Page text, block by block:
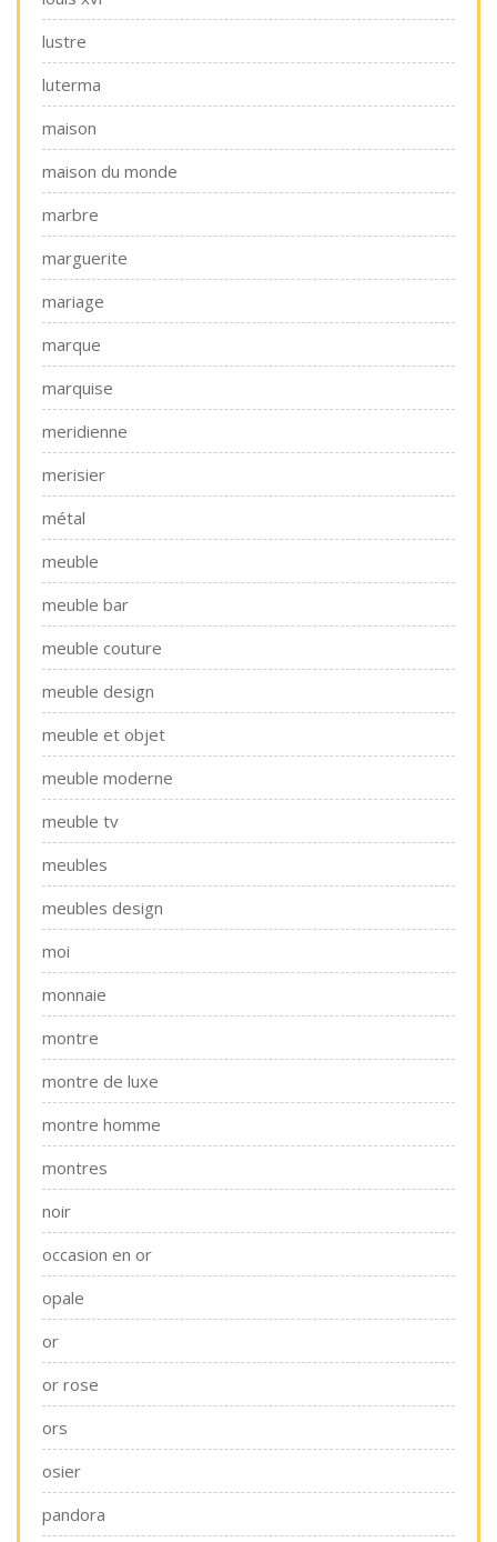
lustre
luterma
maison
maison du monde
marbre
marguerite
mariage
marque
marquise
meridienne
merisier
métal
meuble
meuble bar
meuble couture
meuble design
meuble et objet
meuble moderne
meuble tv
meubles
meubles design
moi
monnaie
montre
montre de luxe
montre homme
montres
noir
occasion en or
opale
or
or rose
ors
osier
pandora